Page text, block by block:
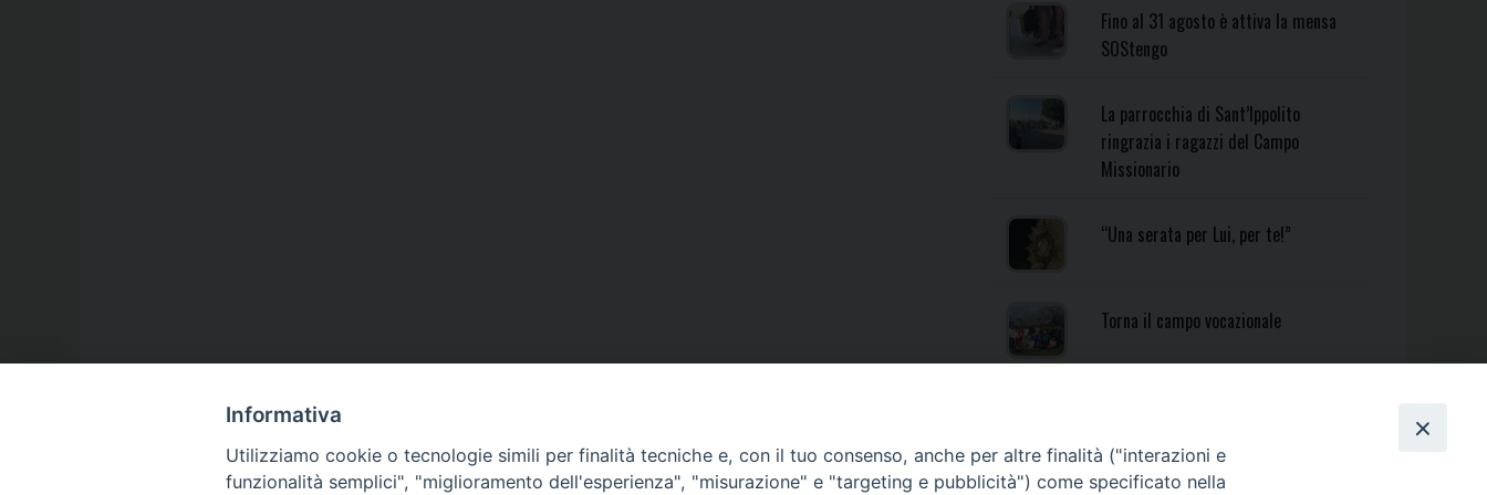
Fino al 31 agosto è attiva la mensa
SOStengo
La parrocchia di Sant’Ippolito
ringrazia i ragazzi del Campo
Missionario
“Una serata per Lui, per te!”
Torna il campo vocazionale
Informativa
Utilizziamo cookie o tecnologie simili per finalità tecniche e, con il tuo consenso, anche per altre finalità ("interazioni e
funzionalità semplici", "miglioramento dell'esperienza", "misurazione" e "targeting e pubblicità") come specificato nella